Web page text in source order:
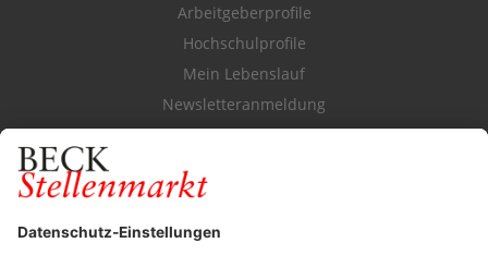
Arbeitgeberprofile
Hochschulprofile
Mein Lebenslauf
Newsletteranmeldung
Durchsuchen Sie den Stellenkatalog
FÜR ARBEITGEBER
Stellenmarktpreise